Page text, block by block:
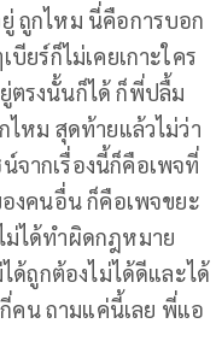
ถูกไหม นี่คือการบอก
ยร์ก็ไม่เคยเกาะใคร
ตรงนั้นก็ได้ ก็พี่ปลื้ม
ไหม สุดท้ายแล้วไม่ว่า
จากเรื่องนี้ก็คือเพจที่
องคนอื่น ก็คือเพจขยะ
ม่ได้ทำผิดกฎหมาย
ด้ถูกต้องไม่ได้ดีและได้
คน ถามแค่นี้เลย พี่แอ